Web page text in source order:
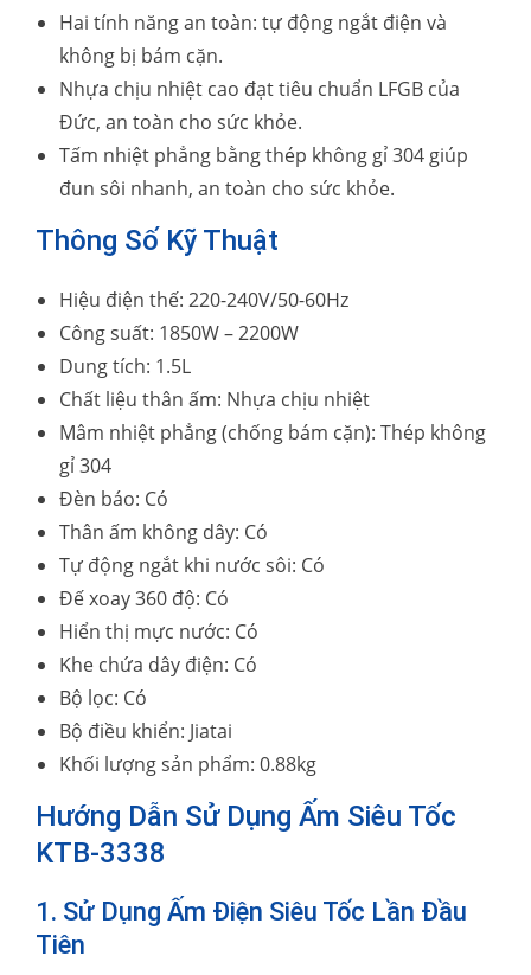
Hai tính năng an toàn: tự động ngắt điện và
không bị bám cặn.
Nhựa chịu nhiệt cao đạt tiêu chuẩn LFGB của
Đức, an toàn cho sức khỏe.
Tấm nhiệt phẳng bằng thép không gỉ 304 giúp
đun sôi nhanh, an toàn cho sức khỏe.
Thông Số Kỹ Thuật
Hiệu điện thế: 220-240V/50-60Hz
Công suất: 1850W – 2200W
Dung tích: 1.5L
Chất liệu thân ấm: Nhựa chịu nhiệt
Mâm nhiệt phẳng (chống bám cặn): Thép không
gỉ 304
Đèn báo: Có
Thân ấm không dây: Có
Tự động ngắt khi nước sôi: Có
Đế xoay 360 độ: Có
Hiển thị mực nước: Có
Khe chứa dây điện: Có
Bộ lọc: Có
Bộ điều khiển: Jiatai
Khối lượng sản phẩm: 0.88kg
Hướng Dẫn Sử Dụng Ấm Siêu Tốc
KTB-3338
1. Sử Dụng Ấm Điện Siêu Tốc Lần Đầu
Tiên